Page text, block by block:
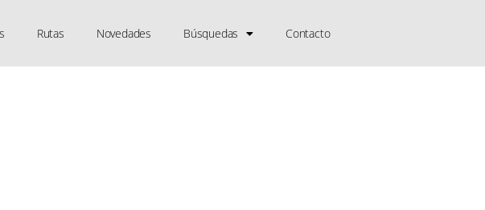
Rutas Novedades Búsquedas Contacto